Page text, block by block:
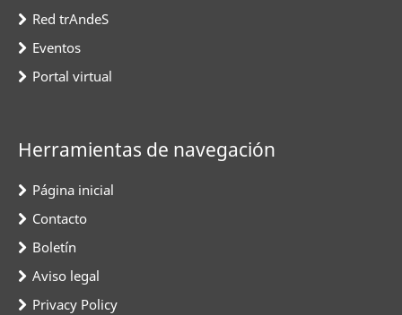
Red trAndeS
Eventos
Portal virtual
Herramientas de navegación
Página inicial
Contacto
Boletín
Aviso legal
Privacy Policy